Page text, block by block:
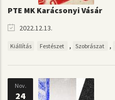
PTE MK Karácsonyi Vásár
2022.12.13.
Kiállítás Festészet , Szobrászat ,
Nov.
24